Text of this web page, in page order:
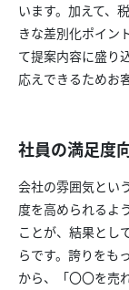
います。加えて、
きな差別化ポイン
て提案内容に盛り
応えできるためお
社員の満足度
会社の雰囲気とい
度を高められるよ
ことが、結果とし
らです。誇りをも
から、「〇〇を売